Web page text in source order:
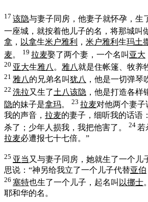
17 该隐与妻子同房，他妻子就怀孕，生
一座城，就按着他儿子的名，将那城叫
拿 ， 以拿生米户雅利 ， 米户雅利 生玛土
麦。 19 拉麦娶了两个妻，一个名叫 亚大
20 亚大生雅八 。 雅八 就是住帐篷、牧养
21 雅八 的兄弟名叫犹八 ，他是一切弹琴
22 洗拉又生了土八该隐 ，他是打造各样
隐的妹子是拿玛。 23 拉麦对他两个妻子
我的声音， 拉麦的妻子，细听我的话语
杀了；少年人损我，我把他害了。
24 若
拉麦必遭报七十七倍。”
25 亚当 又与妻子同房，她就生了一个儿
思说：“神另给我立了一个儿子代替亚伯
26 塞特也生了一个儿子，起名叫 以挪士
耶和华的名。